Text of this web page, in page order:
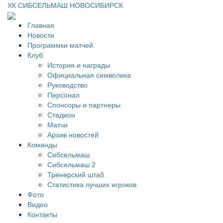
ХК СИБСЕЛЬМАШ НОВОСИБИРСК
Главная
Новости
Программки матчей
Клуб
История и награды
Официальная символика
Руководство
Персонал
Спонсоры и партнеры
Стадион
Матчи
Архив новостей
Команды
Сибсельмаш
Сибсельмаш 2
Тренерский штаб
Статистика лучших игроков
Фото
Видео
Контакты